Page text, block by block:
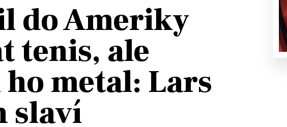
TRENDY
MIX
OSTATNÍ
do Ameriky
tenis, ale
metal: Lars
slaví